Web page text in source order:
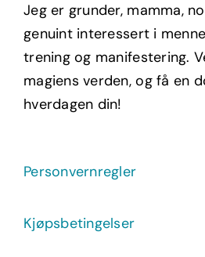
Jeg er grunder, mamma,
genuint interessert i
trening og manifestering.
magiens verden, og få en
hverdagen din!
Personvernregler
Kjøpsbetingelser